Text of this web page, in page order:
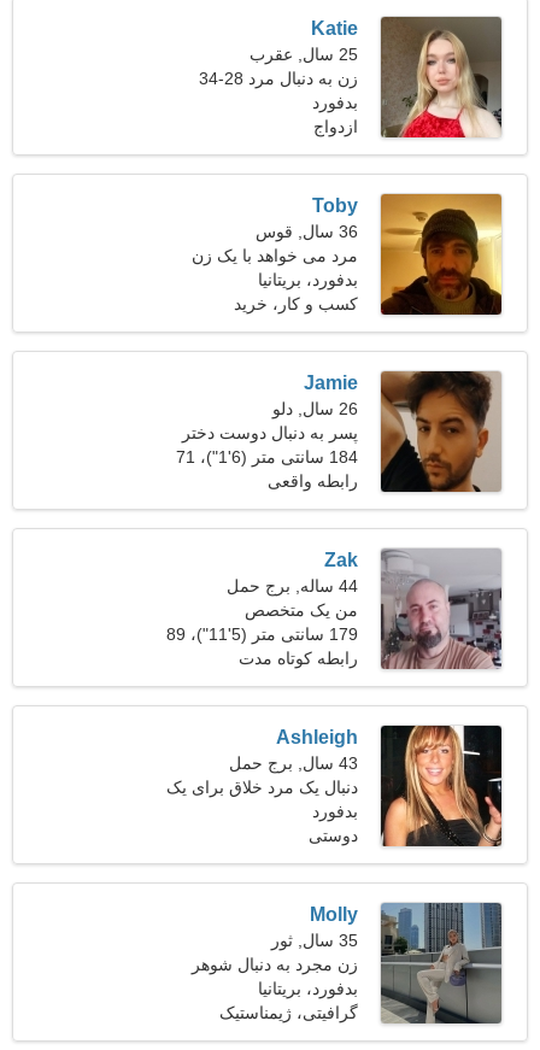
Katie
25 سال, عقرب
زن به دنبال مرد 28-34
بدفورد
ازدواج
Toby
36 سال, قوس
مرد می خواهد با یک زن
ملاقات کند 28-32
بدفورد، بریتانیا
کسب و کار، خرید
Jamie
26 سال, دلو
پسر به دنبال دوست دختر
است 26-28
184 سانتی متر (6'1")، 71
کیلوگرم (156 پوند)
رابطه واقعی
Zak
44 ساله, برج حمل
من یک متخصص
کایروپراکتیک هستم و به دنبال
زن کامل هستم
179 سانتی متر (5'11")، 89
کیلوگرم (196 پوند)
رابطه کوتاه مدت
Ashleigh
43 سال, برج حمل
دنبال یک مرد خلاق برای یک
سفر مشترک هستم
بدفورد
دوستی
Molly
35 سال, ثور
زن مجرد به دنبال شوهر
بدفورد، بریتانیا
گرافیتی، ژیمناستیک